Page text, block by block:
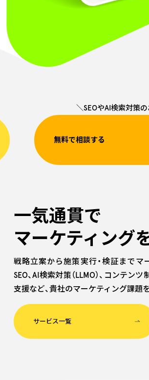
＼SEOやAI検索対策
無料で相談する
一気通貫で
マーケティング
戦略立案から施策実行・検証までマ
SEO、AI検索対策（LLMO）、コンテン
支援など、貴社のマーケティング課題
サービス一覧